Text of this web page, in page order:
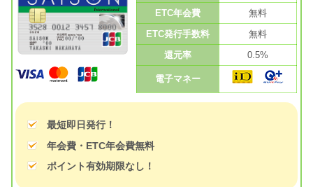
ETC年会費
無料
ETC発行手数料
無料
還元率
0.5%
電子マネー
最短即日発行！
年会費・ETC年会費無料
ポイント有効期限なし！